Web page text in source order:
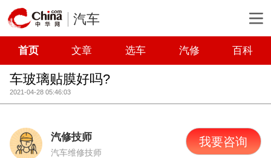
汽车
首页 文章 选车 汽修 百科
车玻璃贴膜好吗?
2021-04-28 05:46:03
汽修技师
汽车维修技师
我要咨询